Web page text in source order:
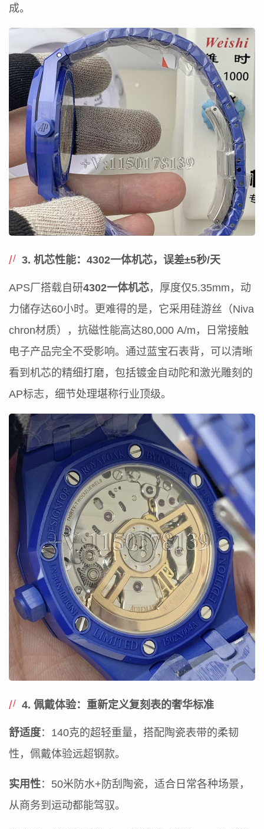
成。
3. 机芯性能：4302一体机芯，误差±5秒/天
APS厂搭载自研4302一体机芯，厚度仅5.35mm，动
力储存达60小时。更难得的是，它采用硅游丝（Niva
chron材质），抗磁性能高达80,000 A/m，日常接触
电子产品完全不受影响。通过蓝宝石表背，可以清晰
看到机芯的精细打磨，包括镀金自动陀和激光雕刻的
AP标志，细节处理堪称行业顶级。
4. 佩戴体验：重新定义复刻表的奢华标准
舒适度：140克的超轻重量，搭配陶瓷表带的柔韧
性，佩戴体验远超钢款。
实用性：50米防水+防刮陶瓷，适合日常各种场景，
从商务到运动都能驾驭。